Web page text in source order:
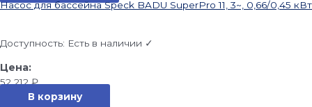
Насос для бассейна Speck BADU SuperPro 11, 3~, 0,66/0,45 кВт
Доступность: Есть в наличии ✓
52 212₽
В корзину